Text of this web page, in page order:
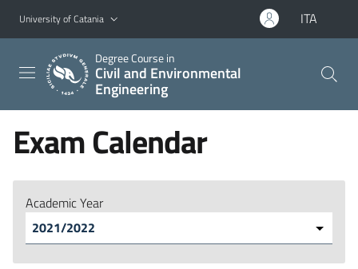
Go to main content
Go to navigation menu
University of Catania ITA
Degree Course in
Civil and Environmental
Engineering
Exam Calendar
Academic Year